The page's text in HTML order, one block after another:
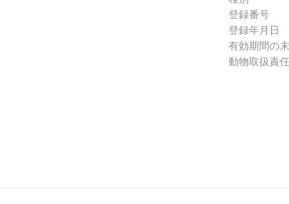
登録番号
登録年月日
有効期間の
動物取扱責